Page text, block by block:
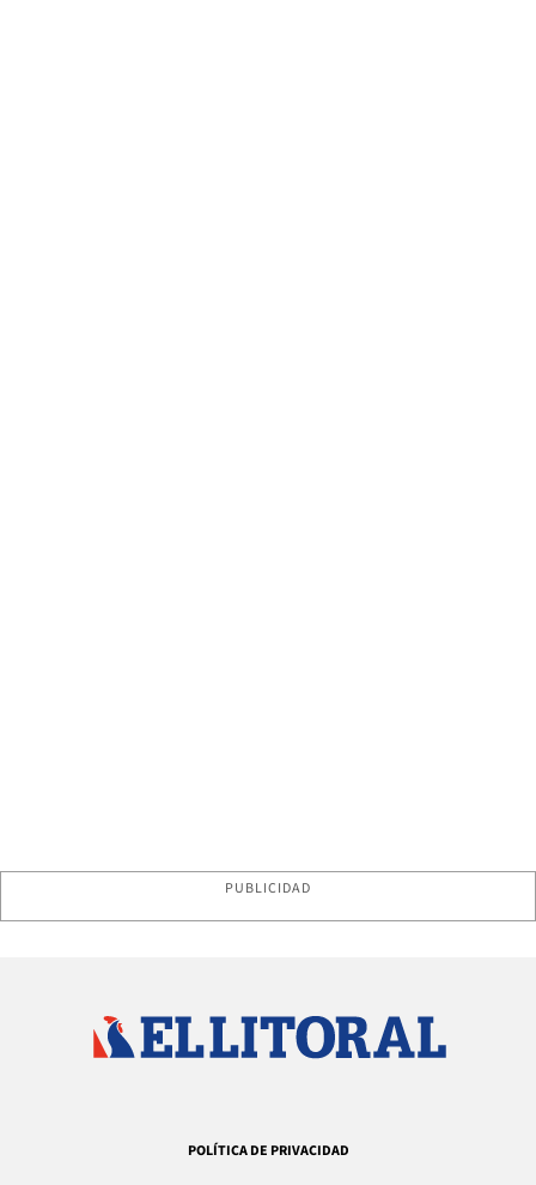
PUBLICIDAD
POLÍTICA DE PRIVACIDAD